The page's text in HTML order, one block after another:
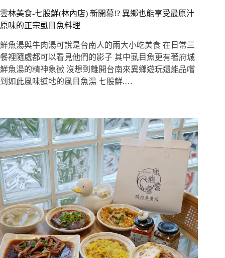
雲林美食-七股鮮(林內店) 新開幕!? 異鄉也能享受最原汁
原味的正宗虱目魚料理
鮮魚湯與牛肉湯可說是台南人的兩大小吃美食 在日常三
餐裡隨處都可以看見他們的影子 其中虱目魚更有著府城
鮮魚湯的精神象徵 沒想到離開台南來異鄉遊玩還能品嚐
到如此風味道地的風目魚湯 七股鮮.…